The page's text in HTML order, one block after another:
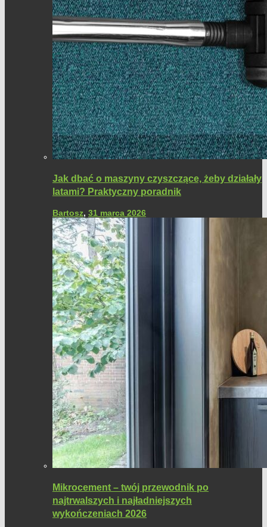
Jak dbać o maszyny czyszczące, żeby działały
latami? Praktyczny poradnik
Bartosz, 31 marca 2026
Mikrocement – twój przewodnik po
najtrwalszych i najładniejszych
wykończeniach 2026